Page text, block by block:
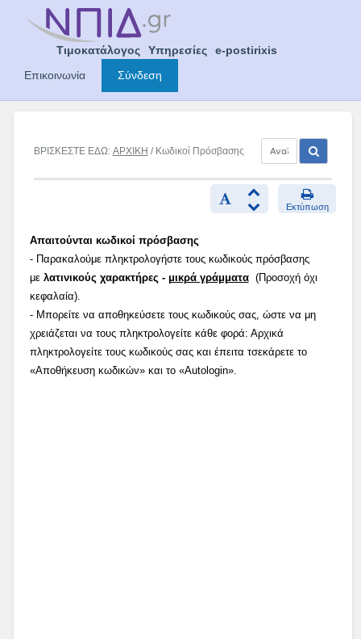
Τιμοκατάλογος Υπηρεσίες
e-postirixis
Επικοινωνία
Σύνδεση
ΒΡΙΣΚΕΣΤΕ ΕΔΩ: ΑΡΧΙΚΗ / Κωδικοί Πρόσβασης
Εκτύπωση
Απαιτούνται κωδικοί πρόσβασης
- Παρακαλούμε πληκτρολογήστε τους κωδικούς πρόσβασης
με λατινικούς χαρακτήρες - μικρά γράμματα(Προσοχή όχι
κεφαλαία).
- Μπορείτε να αποθηκεύσετε τους κωδικούς σας, ώστε να μη
χρειάζεται να τους πληκτρολογείτε κάθε φορά: Αρχικά
πληκτρολογείτε τους κωδικούς σας και έπειτα τσεκάρετε το
«Αποθήκευση κωδικών» και το «Autologin».